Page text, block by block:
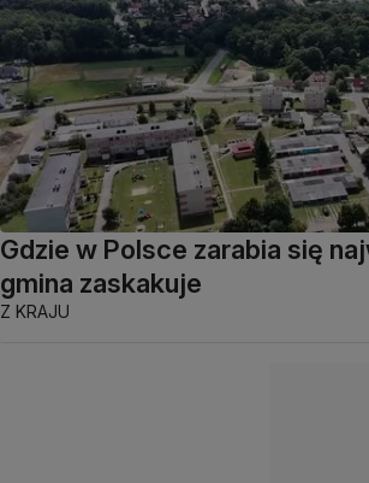
Gdzie w Polsce zarabia się
gmina zaskakuje
Z KRAJU